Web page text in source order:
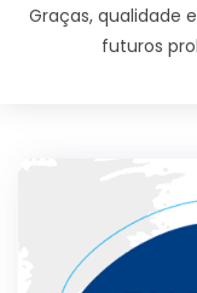
Graças, qualidade
futuros